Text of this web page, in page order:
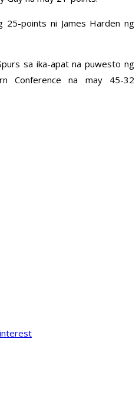
25-points ni James Harden ng
sa ika-apat na puwesto ng
Conference na may 45-32